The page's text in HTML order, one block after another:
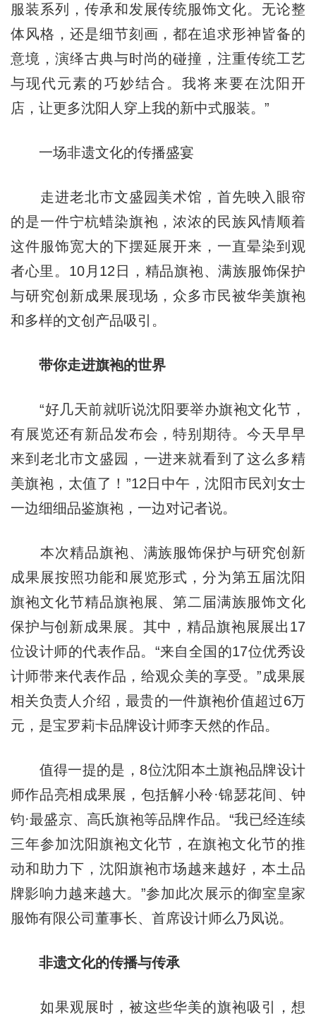
服装系列，传承和发展传统服饰文化。无论整
体风格，还是细节刻画，都在追求形神皆备的
意境，演绎古典与时尚的碰撞，注重传统工艺
与现代元素的巧妙结合。我将来要在沈阳开
店，让更多沈阳人穿上我的新中式服装。”
一场非遗文化的传播盛宴
走进老北市文盛园美术馆，首先映入眼帘
的是一件宁杭蜡染旗袍，浓浓的民族风情顺着
这件服饰宽大的下摆延展开来，一直晕染到观
者心里。10月12日，精品旗袍、满族服饰保护
与研究创新成果展现场，众多市民被华美旗袍
和多样的文创产品吸引。
带你走进旗袍的世界
“好几天前就听说沈阳要举办旗袍文化节，
有展览还有新品发布会，特别期待。今天早早
来到老北市文盛园，一进来就看到了这么多精
美旗袍，太值了！”12日中午，沈阳市民刘女士
一边细细品鉴旗袍，一边对记者说。
本次精品旗袍、满族服饰保护与研究创新
成果展按照功能和展览形式，分为第五届沈阳
旗袍文化节精品旗袍展、第二届满族服饰文化
保护与创新成果展。其中，精品旗袍展展出17
位设计师的代表作品。“来自全国的17位优秀设
计师带来代表作品，给观众美的享受。”成果展
相关负责人介绍，最贵的一件旗袍价值超过6万
元，是宝罗莉卡品牌设计师李天然的作品。
值得一提的是，8位沈阳本土旗袍品牌设计
师作品亮相成果展，包括解小秢·锦瑟花间、钟
钧·最盛京、高氏旗袍等品牌作品。“我已经连续
三年参加沈阳旗袍文化节，在旗袍文化节的推
动和助力下，沈阳旗袍市场越来越好，本土品
牌影响力越来越大。”参加此次展示的御室皇家
服饰有限公司董事长、首席设计师么乃凤说。
非遗文化的传播与传承
如果观展时，被这些华美的旗袍吸引，想